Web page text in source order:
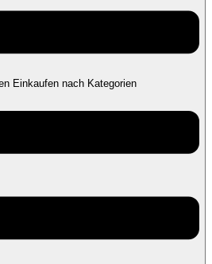
Einkaufen nach Kategorien